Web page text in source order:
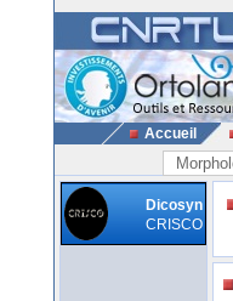
Accueil
Dicosyn
CRISCO